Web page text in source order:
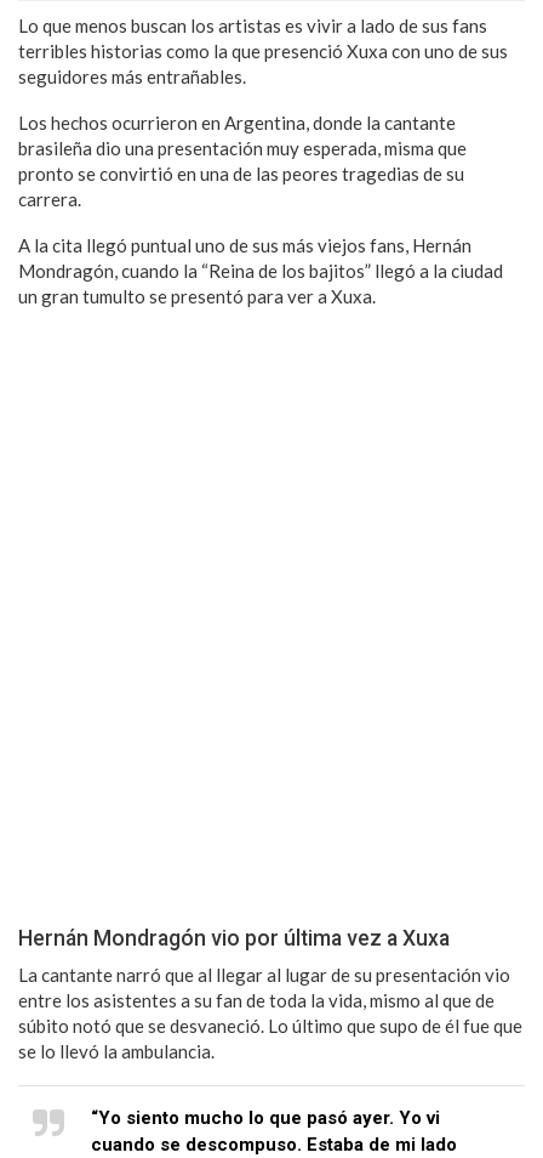
Lo que menos buscan los artistas es vivir a lado de sus fans
terribles historias como la que presenció Xuxa con uno de sus
seguidores más entrañables.
Los hechos ocurrieron en Argentina, donde la cantante
brasileña dio una presentación muy esperada, misma que
pronto se convirtió en una de las peores tragedias de su
carrera.
A la cita llegó puntual uno de sus más viejos fans, Hernán
Mondragón, cuando la “Reina de los bajitos” llegó a la ciudad
un gran tumulto se presentó para ver a Xuxa.
Hernán Mondragón vio por última vez a Xuxa
La cantante narró que al llegar al lugar de su presentación vio
entre los asistentes a su fan de toda la vida, mismo al que de
súbito notó que se desvaneció. Lo último que supo de él fue que
se lo llevó la ambulancia.
“Yo siento mucho lo que pasó ayer. Yo vi
cuando se descompuso. Estaba de mi lado